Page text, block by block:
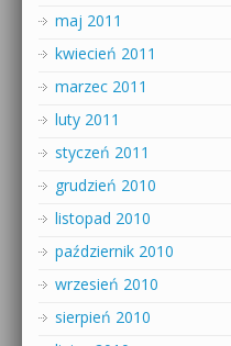
maj 2011
kwiecień 2011
marzec 2011
luty 2011
styczeń 2011
grudzień 2010
listopad 2010
październik 2010
wrzesień 2010
sierpień 2010